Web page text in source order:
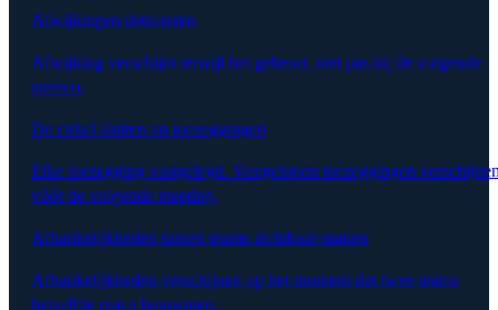
Afwijkingen detecteren
Afwijking verschijnt terwijl het gebeurt, niet pas bij de volgende
steerco.
De cirkel sluiten op toezeggingen
Elke toezegging vastgelegd. Vastgelopen toezeggingen
vóór de volgende meeting.
Afhankelijkheden tussen teams zichtbaar maken
Afhankelijkheden verschijnen op het moment dat twee teams
hetzelfde risico benoemen.